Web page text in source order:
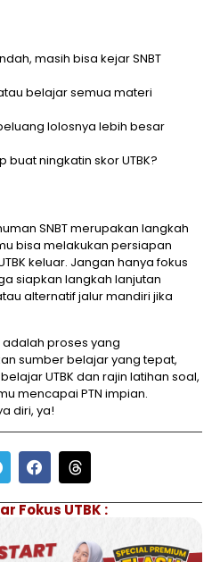
masih bisa kejar SNBT
belajar semua materi
lolosnya lebih besar
buat ningkatin skor UTBK?
SNBT merupakan langkah
bisa melakukan persiapan
keluar. Jangan hanya fokus
siapkan langkah lanjutan
alternatif jalur mandiri jika
adalah proses yang
sumber belajar yang tepat,
UTBK dan rajin latihan soal,
mencapai PTN impian.
diri, ya!
Fokus UTBK :